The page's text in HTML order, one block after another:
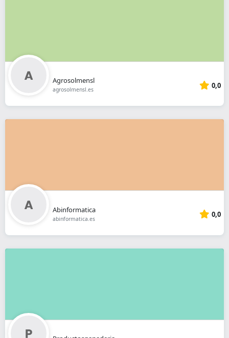
Agrosolmensl
agrosolmensl.es 0,0
Abinformatica
abinformatica.es 0,0